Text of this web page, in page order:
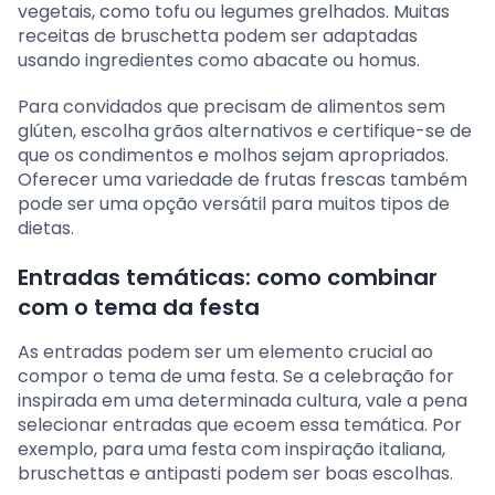
vegetais, como tofu ou legumes grelhados. Muitas
receitas de bruschetta podem ser adaptadas
usando ingredientes como abacate ou homus.
Para convidados que precisam de alimentos sem
glúten, escolha grãos alternativos e certifique-se de
que os condimentos e molhos sejam apropriados.
Oferecer uma variedade de frutas frescas também
pode ser uma opção versátil para muitos tipos de
dietas.
Entradas temáticas: como combinar
com o tema da festa
As entradas podem ser um elemento crucial ao
compor o tema de uma festa. Se a celebração for
inspirada em uma determinada cultura, vale a pena
selecionar entradas que ecoem essa temática. Por
exemplo, para uma festa com inspiração italiana,
bruschettas e antipasti podem ser boas escolhas.